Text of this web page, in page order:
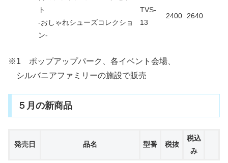
ト
-おしゃれシューズコレクショ
ン-
TVS-
13
2400 2640
※1 ポップアップパーク、各イベント会場、
シルバニアファミリーの施設で販売
５月の新商品
発売日 品名 型番 税抜
税込
み